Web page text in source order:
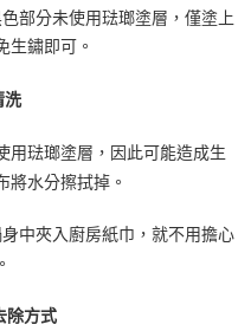
部分未使用琺瑯塗層，僅塗上
生鏽即可。
洗
用琺瑯塗層，因此可能造成生
將水分擦拭掉。
中夾入廚房紙巾，就不用擔心
除方式